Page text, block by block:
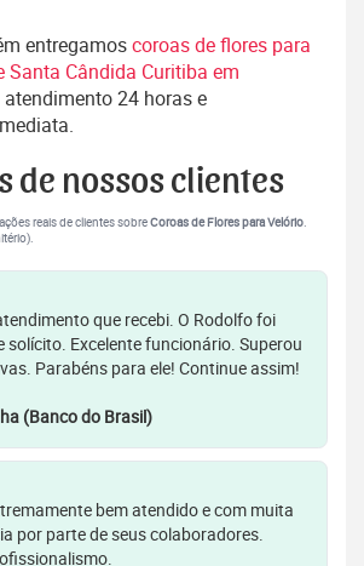
entregamoscoroas de flores para
Santa Cândida Curitiba em
24 horas e
de nossos clientes
reais de clientes sobreCoroas de Flores para Velório.
que recebi. O Rodolfo foi
solícito. Excelente funcionário. Superou
Parabéns para ele! Continue assim!
(Banco do Brasil)
bem atendido e com muita
por parte de seus colaboradores.